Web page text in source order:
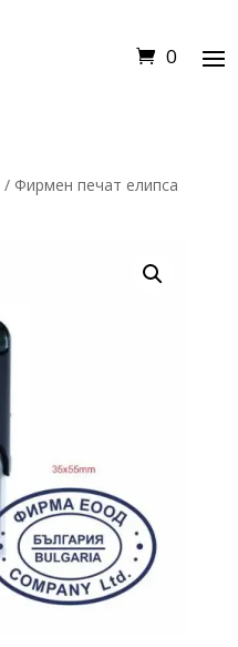
0
/ Фирмен печат елипса